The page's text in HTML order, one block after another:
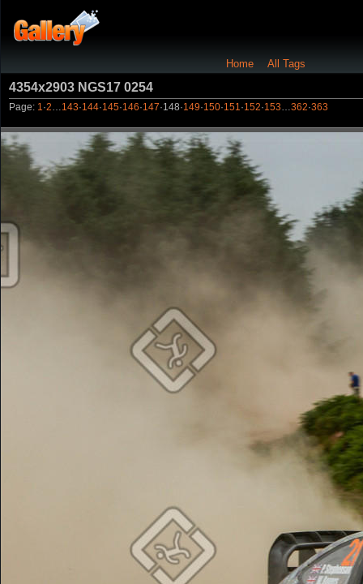
Home All Tags
4354x2903 NGS17 0254
Page: 1 ·2 143·144·145·146·147·148·149·150·151 ·152·153 362·363